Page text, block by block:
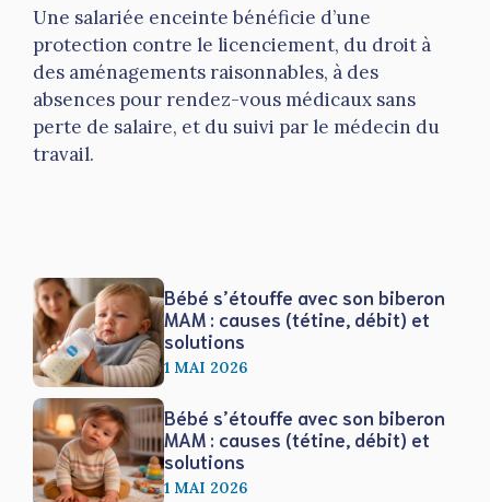
Une salariée enceinte bénéficie d’une
protection contre le licenciement, du droit à
des aménagements raisonnables, à des
absences pour rendez-vous médicaux sans
perte de salaire, et du suivi par le médecin du
travail.
Bébé s’étouffe avec son biberon
MAM : causes (tétine, débit) et
solutions
1 MAI 2026
Bébé s’étouffe avec son biberon
MAM : causes (tétine, débit) et
solutions
1 MAI 2026